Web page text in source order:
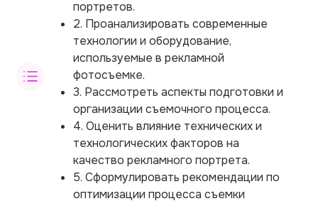
портретов.
2. Проанализировать современные
технологии и оборудование,
используемые в рекламной
фотосъемке.
3. Рассмотреть аспекты подготовки и
организации съемочного процесса.
4. Оценить влияние технических и
технологических факторов на
качество рекламного портрета.
5. Сформулировать рекомендации по
оптимизации процесса съемки